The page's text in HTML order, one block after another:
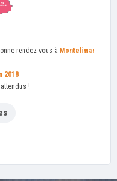
rendez-vous à Montelimar
2018
!